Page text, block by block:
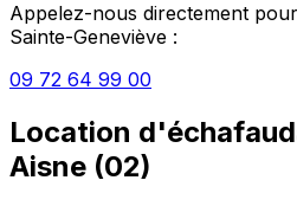
Appelez-nous directement
Sainte-Geneviève :
09 72 64 99 00
Location
Aisne (02)